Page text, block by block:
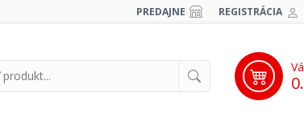
PREDAJNE REGISTRÁCIA